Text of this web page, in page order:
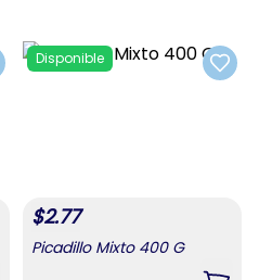
to favorites Add
Disponible
$2.77
Picadillo Mixto 400 G